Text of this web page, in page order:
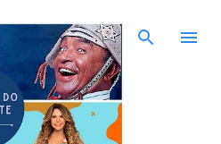
conteúdo principal